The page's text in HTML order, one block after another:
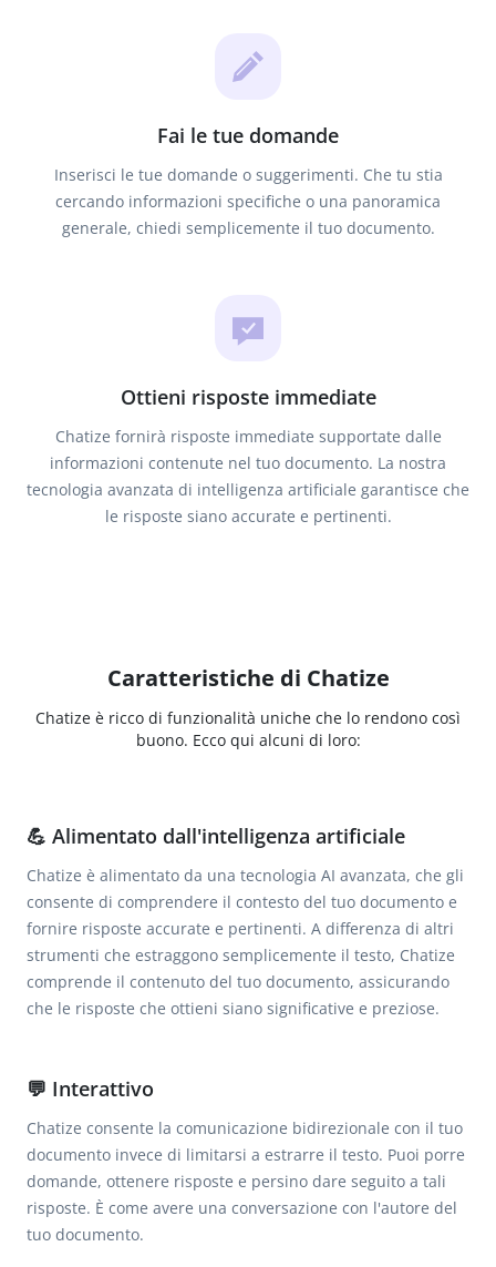
Fai le tue domande
Inserisci le tue domande o suggerimenti. Che tu stia
cercando informazioni specifiche o una panoramica
generale, chiedi semplicemente il tuo documento.
Ottieni risposte immediate
Chatize fornirà risposte immediate supportate dalle
informazioni contenute nel tuo documento. La nostra
tecnologia avanzata di intelligenza artificiale garantisce che
le risposte siano accurate e pertinenti.
Caratteristiche di Chatize
Chatize è ricco di funzionalità uniche che lo rendono così
buono. Ecco qui alcuni di loro:
💪 Alimentato dall'intelligenza artificiale
Chatize è alimentato da una tecnologia AI avanzata, che gli
consente di comprendere il contesto del tuo documento e
fornire risposte accurate e pertinenti. A differenza di altri
strumenti che estraggono semplicemente il testo, Chatize
comprende il contenuto del tuo documento, assicurando
che le risposte che ottieni siano significative e preziose.
💬 Interattivo
Chatize consente la comunicazione bidirezionale con il tuo
documento invece di limitarsi a estrarre il testo. Puoi porre
domande, ottenere risposte e persino dare seguito a tali
risposte. È come avere una conversazione con l'autore del
tuo documento.